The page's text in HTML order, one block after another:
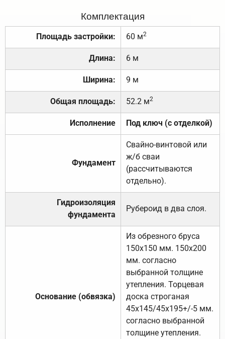
Комплектация
Площадь застройки: 60 м2
Длина: 6 м
Ширина: 9 м
Общая площадь: 52.2 м2
Исполнение Под ключ (с отделкой)
Фундамент
Свайно-винтовой или
ж/б сваи
(рассчитываются
отдельно).
Гидроизоляция
фундамента
Рубероид в два слоя.
Основание (обвязка)
Из обрезного бруса
150х150 мм. 150х200
мм. согласно
выбранной толщине
утепления. Торцевая
доска строганая
45х145/45х195+/-5 мм.
согласно выбранной
толщине утепления.